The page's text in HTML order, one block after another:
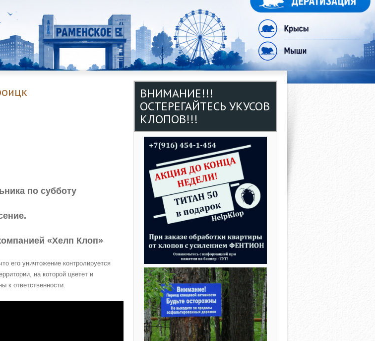
по субботу
«Хелп Клоп»
его уничтожение контролируется
на которой цветет и
к ответственности.
ВНИМАНИЕ!!!
ОСТЕРЕГАЙТЕСЬ УКУСОВ
КЛОПОВ!!!